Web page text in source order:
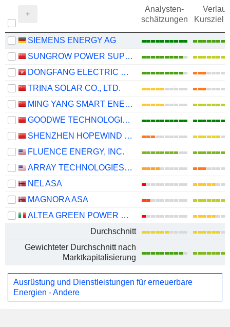
Analysten-
schätzungen
Verlauf
Kursziel
SIEMENS ENERGY AG
SUNGROW POWER SUPPLY CO., LTD.
DONGFANG ELECTRIC CORPORATION LIMITED
TRINA SOLAR CO., LTD.
MING YANG SMART ENERGY GROUP LIMITED
GOODWE TECHNOLOGIES CO., LTD.
SHENZHEN HOPEWIND ELECTRIC CO., LTD.
FLUENCE ENERGY, INC.
ARRAY TECHNOLOGIES, INC.
NEL ASA
MAGNORA ASA
ALTEA GREEN POWER S.P.A.
Durchschnitt
Gewichteter Durchschnitt nach
Marktkapitalisierung
Ausrüstung und Dienstleistungen für erneuerbare
Energien - Andere